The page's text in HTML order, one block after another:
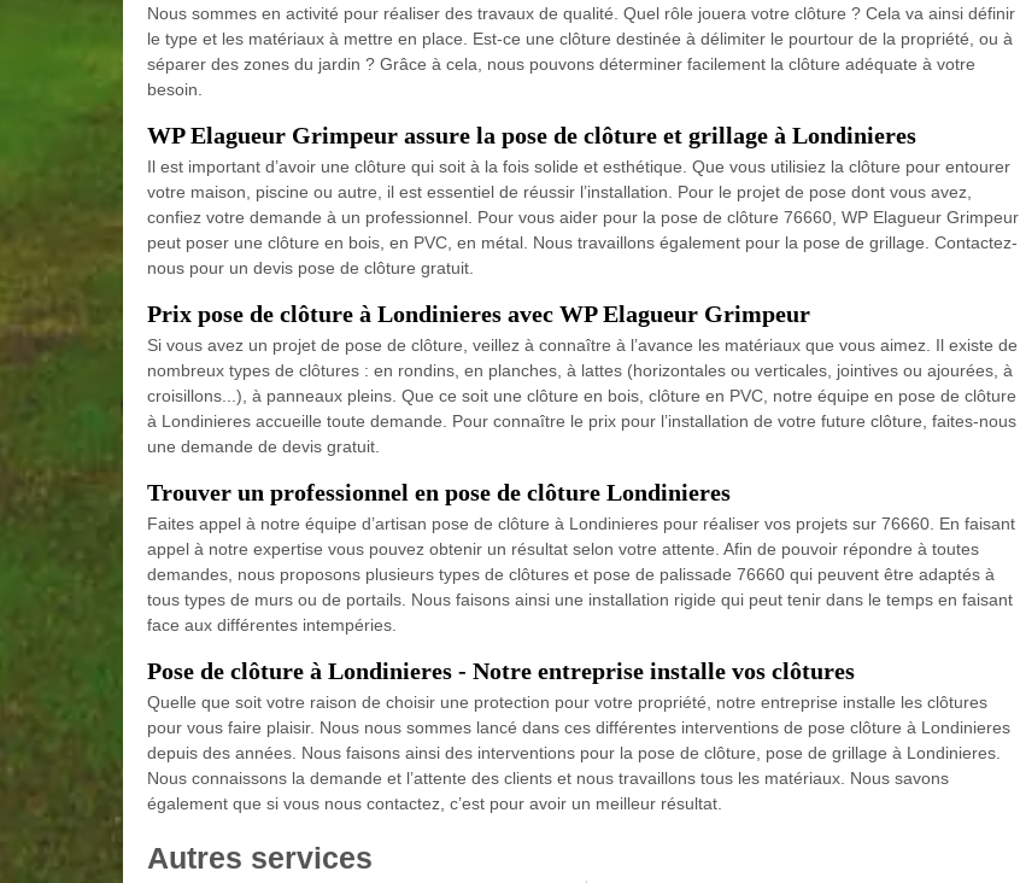
Nous sommes en activité pour réaliser des travaux de qualité. Quel rôle jouera votre clôture ? Cela va ainsi définir
le type et les matériaux à mettre en place. Est-ce une clôture destinée à délimiter le pourtour de la propriété, ou à
séparer des zones du jardin ? Grâce à cela, nous pouvons déterminer facilement la clôture adéquate à votre
besoin.
WP Elagueur Grimpeur assure la pose de clôture et grillage à Londinieres
Il est important d’avoir une clôture qui soit à la fois solide et esthétique. Que vous utilisiez la clôture pour entourer
votre maison, piscine ou autre, il est essentiel de réussir l’installation. Pour le projet de pose dont vous avez,
confiez votre demande à un professionnel. Pour vous aider pour la pose de clôture 76660, WP Elagueur Grimpeur
peut poser une clôture en bois, en PVC, en métal. Nous travaillons également pour la pose de grillage. Contactez-
nous pour un devis pose de clôture gratuit.
Prix pose de clôture à Londinieres avec WP Elagueur Grimpeur
Si vous avez un projet de pose de clôture, veillez à connaître à l’avance les matériaux que vous aimez. Il existe de
nombreux types de clôtures : en rondins, en planches, à lattes (horizontales ou verticales, jointives ou ajourées, à
croisillons...), à panneaux pleins. Que ce soit une clôture en bois, clôture en PVC, notre équipe en pose de clôture
à Londinieres accueille toute demande. Pour connaître le prix pour l’installation de votre future clôture, faites-nous
une demande de devis gratuit.
Trouver un professionnel en pose de clôture Londinieres
Faites appel à notre équipe d’artisan pose de clôture à Londinieres pour réaliser vos projets sur 76660. En faisant
appel à notre expertise vous pouvez obtenir un résultat selon votre attente. Afin de pouvoir répondre à toutes
demandes, nous proposons plusieurs types de clôtures et pose de palissade 76660 qui peuvent être adaptés à
tous types de murs ou de portails. Nous faisons ainsi une installation rigide qui peut tenir dans le temps en faisant
face aux différentes intempéries.
Pose de clôture à Londinieres - Notre entreprise installe vos clôtures
Quelle que soit votre raison de choisir une protection pour votre propriété, notre entreprise installe les clôtures
pour vous faire plaisir. Nous nous sommes lancé dans ces différentes interventions de pose clôture à Londinieres
depuis des années. Nous faisons ainsi des interventions pour la pose de clôture, pose de grillage à Londinieres.
Nous connaissons la demande et l’attente des clients et nous travaillons tous les matériaux. Nous savons
également que si vous nous contactez, c’est pour avoir un meilleur résultat.
Autres services